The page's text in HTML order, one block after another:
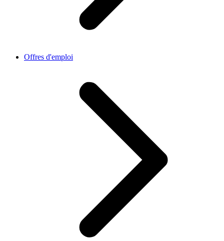
Offres d'emploi